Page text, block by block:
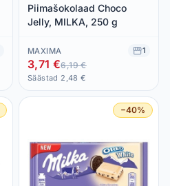
Piimašokolaad Choco
Jelly, MILKA, 250 g
MAXIMA 1
3,71 €6,19 €
Säästad 2,48 €
−40%